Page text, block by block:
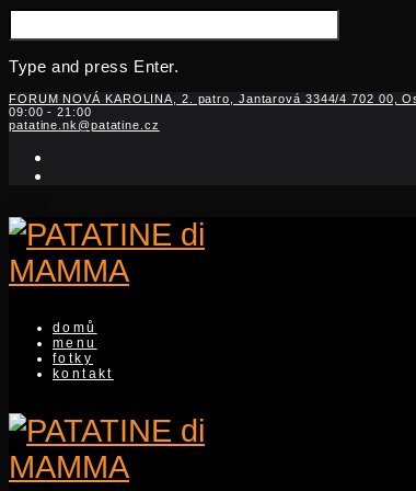
SEARCH
Type and press Enter.
Skip
to
content
FORUM NOVÁ KAROLINA, 2. patro, Jantarová 3344/4 702 00,
09:00 - 21:00
patatine.nk@patatine.cz
domů
menu
fotky
kontakt